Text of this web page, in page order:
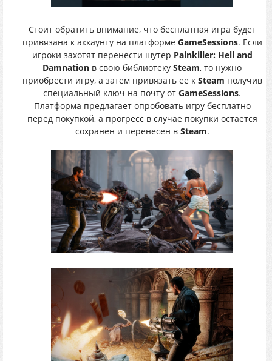
Стоит обратить внимание, что бесплатная игра будет
привязана к аккаунту на платформе GameSessions. Если
игроки захотят перенести шутер Painkiller: Hell and
Damnation в свою библиотеку Steam, то нужно
приобрести игру, а затем привязать ее к Steam получив
специальный ключ на почту от GameSessions.
Платформа предлагает опробовать игру бесплатно
перед покупкой, а прогресс в случае покупки остается
сохранен и перенесен в Steam.